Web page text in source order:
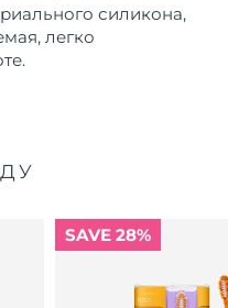
силикона,
легко
SAVE 28%